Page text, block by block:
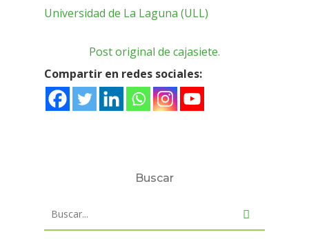
Universidad de La Laguna (ULL)
Post original de cajasiete.
Compartir en redes sociales:
Buscar